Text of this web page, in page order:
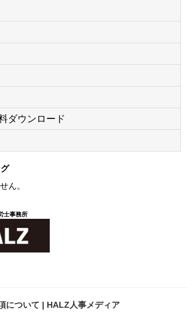
ダウンロード
ん。
士事務所
について | HALZ人事メディア